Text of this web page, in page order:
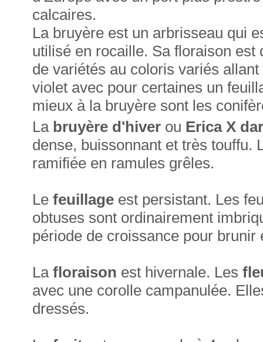
calcaires.
La bruyère est un arbrisseau qui
utilisé en rocaille. Sa floraison
de variétés au coloris variés
violet avec pour certaines un
mieux à la bruyère sont les
La bruyère d'hiver ou Erica X
dense, buissonnant et très touffu.
ramifiée en ramules grêles.
Le feuillage est persistant. Les
obtuses sont ordinairement
période de croissance pour brunir
La floraison est hivernale. Les
avec une corolle campanulée.
dressés.